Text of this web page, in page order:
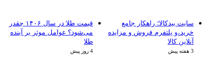
قیمت طلا در سال ۱۴۰۶ چقدر
می‌شود؟ عوامل موثر بر آینده
طلا
4 روز پیش
سایت بیدکالا؛ راهکار جامع
خرید،و پلتفرم فروش و مزایده
آنلاین کالا
3 هفته پیش